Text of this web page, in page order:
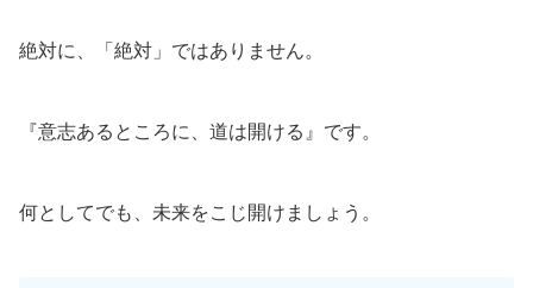
絶対に、「絶対」ではありません。
『意志あるところに、道は開ける』です。
何としてでも、未来をこじ開けましょう。